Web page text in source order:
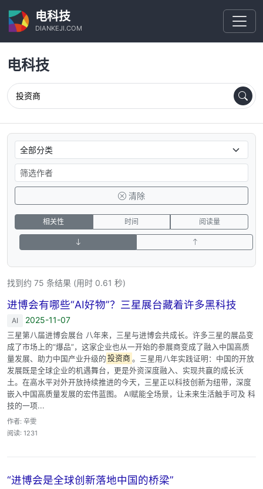
电科技
DIANKEJI.COM
电科技
清除
相关性 时间 阅读量
找到约 75 条结果 (用时 0.61 秒)
进博会有哪些“AI好物”？三星展台藏着许多黑科技
AI 2025-11-07
三星第八届进博会展台 八年来，三星与进博会共成长。许多三星的展品变
成了市场上的“爆品”，这家企业也从一开始的参展商变成了融入中国高质
量发展、助力中国产业升级的 投资商 。三星用八年实践证明：中国的开放
发展既是全球企业的机遇舞台，更是外资深度融入、实现共赢的成长沃
土。在高水平对外开放持续推进的今天，三星正以科技创新为纽带，深度
嵌入中国高质量发展的宏伟蓝图。 AI赋能全场景，让未来生活触手可及 科
技的一项...
作者: 辛雯
阅读: 1231
“进博会是全球创新落地中国的桥梁”